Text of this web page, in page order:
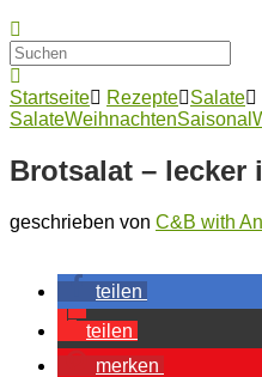
Startseite Rezepte Salate
SalateWeihnachtenSaisonal
Brotsalat – lecker
geschrieben von C&B with
teilen
teilen
merken